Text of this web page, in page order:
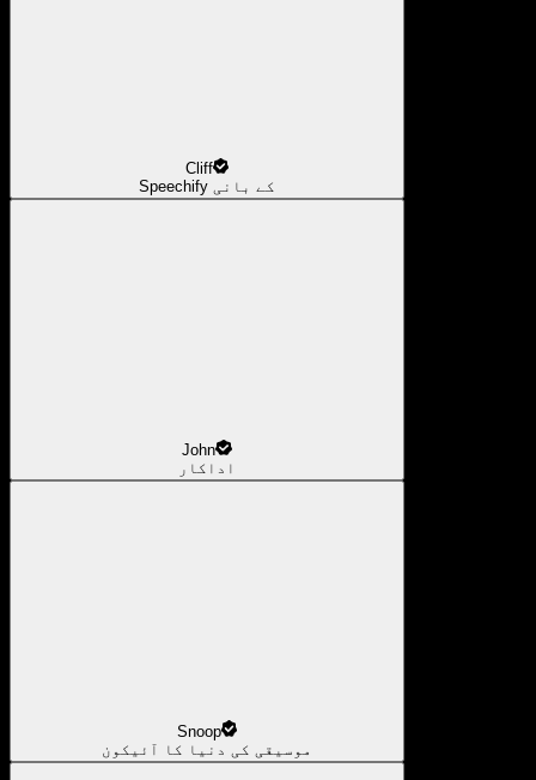
Cliff
Speechify کے بانی
John
اداکار
Snoop
موسیقی کی دنیا کا آئیکون